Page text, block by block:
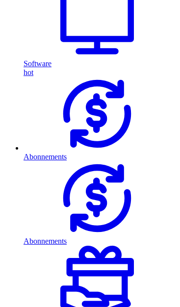
Software
hot
Abonnements
Abonnements